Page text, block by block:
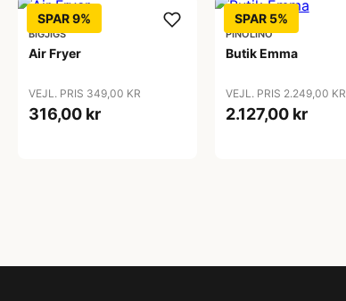
SPAR 9%
BIGJIGS
Air Fryer
VEJL. PRIS 349,00 KR
316,00 kr
SPAR 5%
PINOLINO
Butik Emma
VEJL. PRIS 2.249,00 KR
2.127,00 kr